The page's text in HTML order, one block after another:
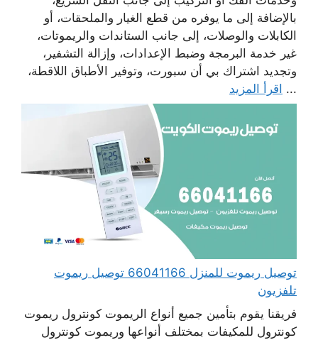
بالإضافة إلى ما يوفره من قطع الغيار والملحقات، أو
الكابلات والوصلات، إلى جانب الستاندات والريموتات،
غير خدمة البرمجة وضبط الإعدادات، وإزالة التشفير،
وتجديد اشتراك بي أن سبورت، وتوفير الأطباق اللاقطة،
... اقرأ المزيد
توصيل ريموت للمنزل 66041166 توصيل ريموت
تلفزيون
فريقنا يقوم بتأمين جميع أنواع الريموت كونترول ريموت
كونترول للمكيفات بمختلف أنواعها وريموت كونترول